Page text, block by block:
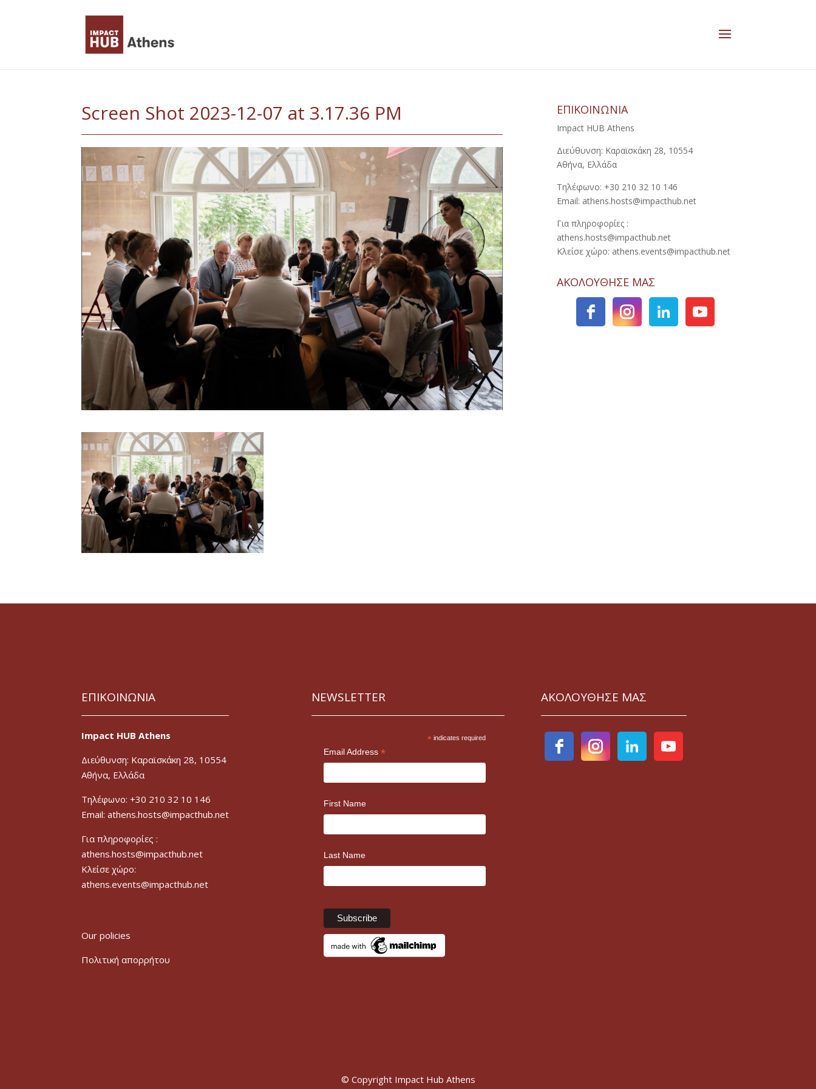
Screen Shot 2023-12-07 at 3.17.36 PM ΕΠΙΚΟΙΝΩΝΙΑ
Impact HUB Athens
Διεύθυνση: Καραϊσκάκη 28, 10554
Αθήνα, Ελλάδα
Τηλέφωνο: +30 210 32 10 146
Email: athens.hosts@impacthub.net
Για πληροφορίες :
athens.hosts@impacthub.net
Κλείσε χώρο: athens.events@impacthub.net
ΑΚΟΛΟΥΘΗΣΕ ΜΑΣ
ΕΠΙΚΟΙΝΩΝΙΑ
Impact HUB Athens
Διεύθυνση: Καραϊσκάκη 28, 10554
Αθήνα, Ελλάδα
Τηλέφωνο: +30 210 32 10 146
Email: athens.hosts@impacthub.net
Για πληροφορίες :
athens.hosts@impacthub.net
Κλείσε χώρο:
athens.events@impacthub.net
Our policies
Πολιτική απορρήτου
NEWSLETTER
* indicates required
Email Address *
First Name
Last Name
ΑΚΟΛΟΥΘΗΣΕ ΜΑΣ
© Copyright Impact Hub Athens